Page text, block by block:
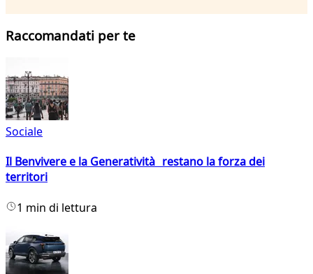
Raccomandati per te
Sociale
Il Benvivere e la Generatività restano la forza dei
territori
1 min di lettura